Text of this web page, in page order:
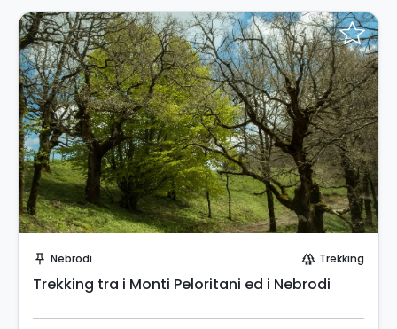
push_pin Nebrodi forest Trekking
Trekking tra i Monti Peloritani ed i Nebrodi